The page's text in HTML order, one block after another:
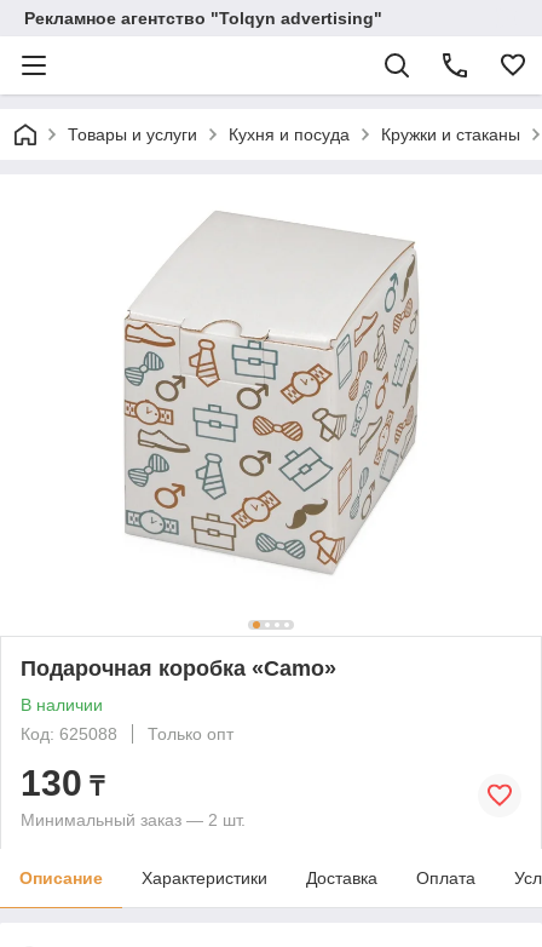
Рекламное агентство "Tolqyn advertising"
Товары и услуги Кухня и посуда Кружки и стаканы
Подарочная коробка «Camo»
В наличии
Код: 625088
Только опт
130 ₸
Минимальный заказ — 2 шт.
Описание Характеристики Доставка Оплата